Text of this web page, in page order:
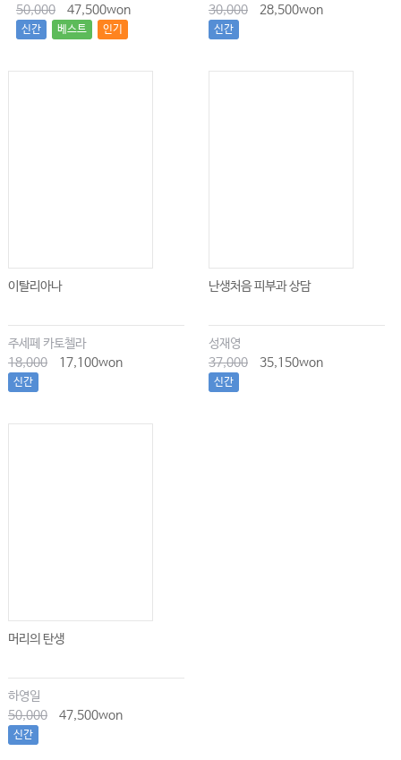
50,000
47,500won
신간 베스트 인기
30,000
28,500won
신간
이탈리아나
주세페 카토첼라
18,000
17,100won
신간
난생처음 피부과 상담
성재영
37,000
35,150won
신간
머리의 탄생
하영일
50,000
47,500won
신간